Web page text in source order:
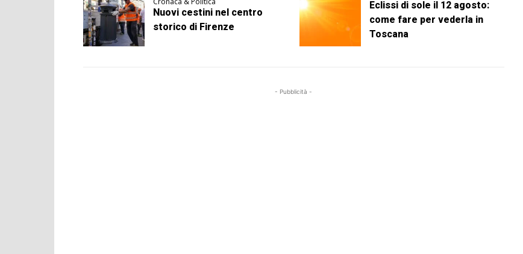
Nuovi cestini nel centro
storico di Firenze
Eclissi di sole il 12 agosto:
come fare per vederla in
Toscana
- Pubblicità -